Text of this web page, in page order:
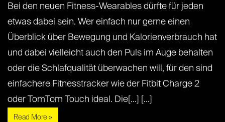
Bei den neuen Fitness-Wearables dürfte für jeden
etwas dabei sein. Wer einfach nur gerne einen
Überblick über Bewegung und Kalorienverbrauch hat
und dabei vielleicht auch den Puls im Auge behalten
oder die Schlafqualität überwachen will, für den sind
einfachere Fitnesstracker wie der Fitbit Charge 2
oder TomTom Touch ideal. Die[...] [...]
Read More »